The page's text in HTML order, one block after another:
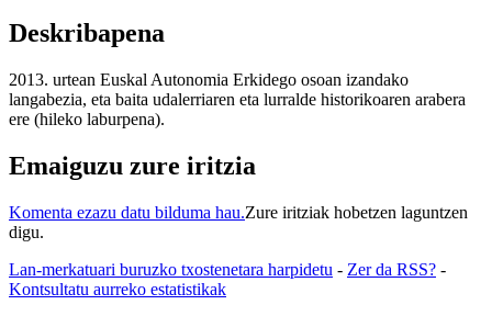
Deskribapena
2013. urtean Euskal Autonomia Erkidego osoan izandako
langabezia, eta baita udalerriaren eta lurralde historikoaren arabera
ere (hileko laburpena).
Emaiguzu zure iritzia
Komenta ezazu datu bilduma hau.Zure iritziak hobetzen laguntzen
digu.
Lan-merkatuari buruzko txostenetara harpidetu - Zer da RSS? -
Kontsultatu aurreko estatistikak